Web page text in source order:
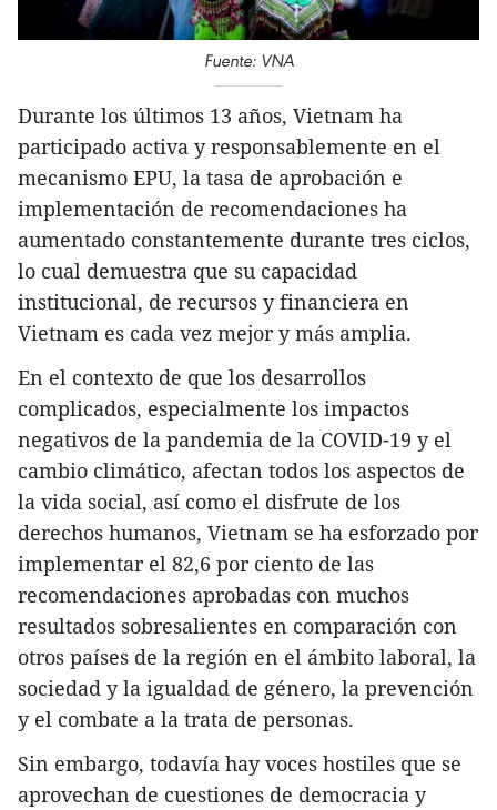
Fuente: VNA
Durante los últimos 13 años, Vietnam ha
participado activa y responsablemente en el
mecanismo EPU, la tasa de aprobación e
implementación de recomendaciones ha
aumentado constantemente durante tres ciclos,
lo cual demuestra que su capacidad
institucional, de recursos y financiera en
Vietnam es cada vez mejor y más amplia.
En el contexto de que los desarrollos
complicados, especialmente los impactos
negativos de la pandemia de la COVID-19 y el
cambio climático, afectan todos los aspectos de
la vida social, así como el disfrute de los
derechos humanos, Vietnam se ha esforzado por
implementar el 82,6 por ciento de las
recomendaciones aprobadas con muchos
resultados sobresalientes en comparación con
otros países de la región en el ámbito laboral, la
sociedad y la igualdad de género, la prevención
y el combate a la trata de personas.
Sin embargo, todavía hay voces hostiles que se
aprovechan de cuestiones de democracia y